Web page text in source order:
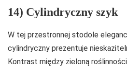
14) Cylindryczny szyk
W tej przestronnej stodole
cylindryczny prezentuje
Kontrast między zieloną